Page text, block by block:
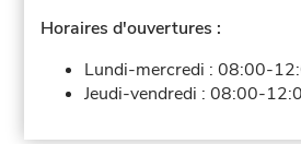
Horaires d'ouvertures :
Lundi-mercredi :08:00-
Jeudi-vendredi :08:00-